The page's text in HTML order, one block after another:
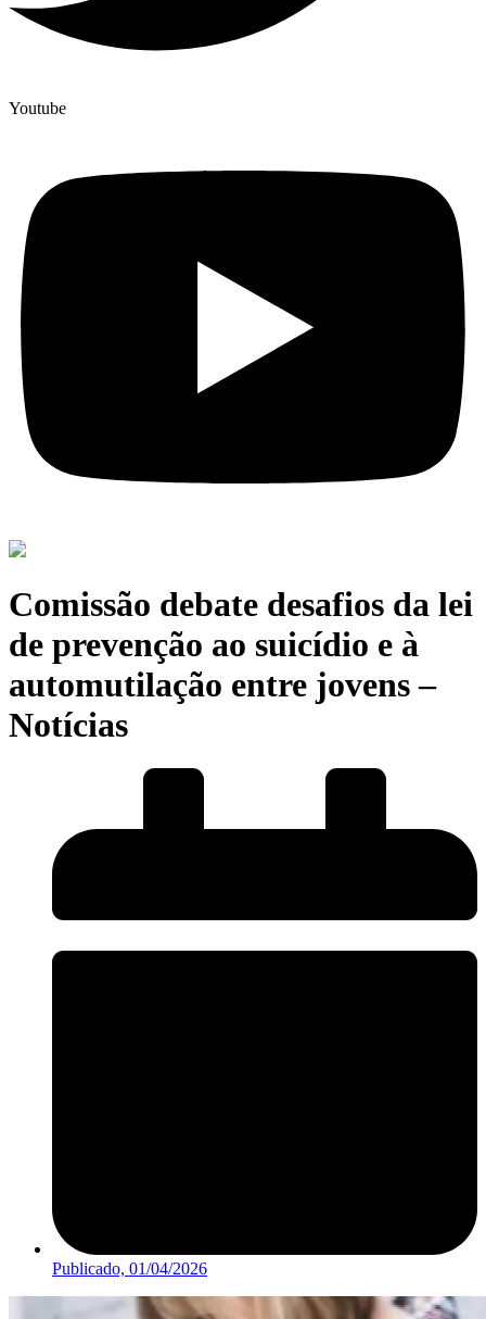
Youtube
Comissão debate desafios da lei
de prevenção ao suicídio e à
automutilação entre jovens –
Notícias
Publicado, 01/04/2026